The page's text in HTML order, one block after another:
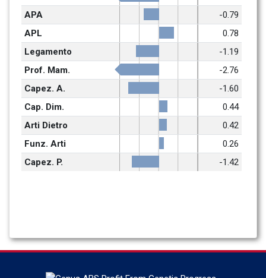
APA
-0.79
APL
0.78
Legamento
-1.19
Prof. Mam.
-2.76
Capez. A.
-1.60
Cap. Dim.
0.44
Arti Dietro
0.42
Funz. Arti
0.26
Capez. P.
-1.42